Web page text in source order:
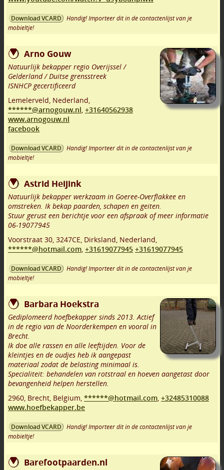
Download VCARD
Handig! Importeer dit in de contactenlijst van je
mobieltje!
Arno Gouw
Natuurlijk bekapper regio Overijssel /
Gelderland / Duitse grensstreek
ISNHCP gecertificeerd
Lemelerveld, Nederland,
******@arnogouw.nl, +31640562938
www.arnogouw.nl
facebook
Download VCARD
Handig! Importeer dit in de contactenlijst van je
mobieltje!
Astrid Heijink
Natuurlijk bekapper werkzaam in Goeree-Overflakkee en
omstreken. Ik bekap paarden, schapen en geiten.
Stuur gerust een berichtje voor een afspraak of meer informatie
06-19077945
Voorstraat 30, 3247CE, Dirksland, Nederland,
******@hotmail.com, +31619077945 +31619077945
Download VCARD
Handig! Importeer dit in de contactenlijst van je
mobieltje!
Barbara Hoekstra
Gediplomeerd hoefbekapper sinds 2013. Actief
in de regio van de Noorderkempen en vooral in
Brecht.
Ik doe alle rassen en alle leeftijden. Voor de
kleintjes en de oudjes heb ik aangepast
materiaal zodat de belasting minimaal is.
Specialiteit: behandelen van rotstraal en hoeven aangetast door
bevangenheid helpen herstellen.
2960, Brecht, Belgium, ******@hotmail.com, +32485310088
www.hoefbekapper.be
Download VCARD
Handig! Importeer dit in de contactenlijst van je
mobieltje!
Barefootpaarden.nl